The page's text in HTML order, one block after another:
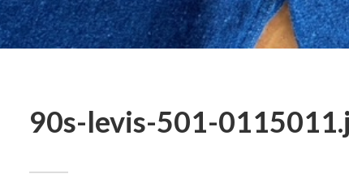
90s-levis-501-